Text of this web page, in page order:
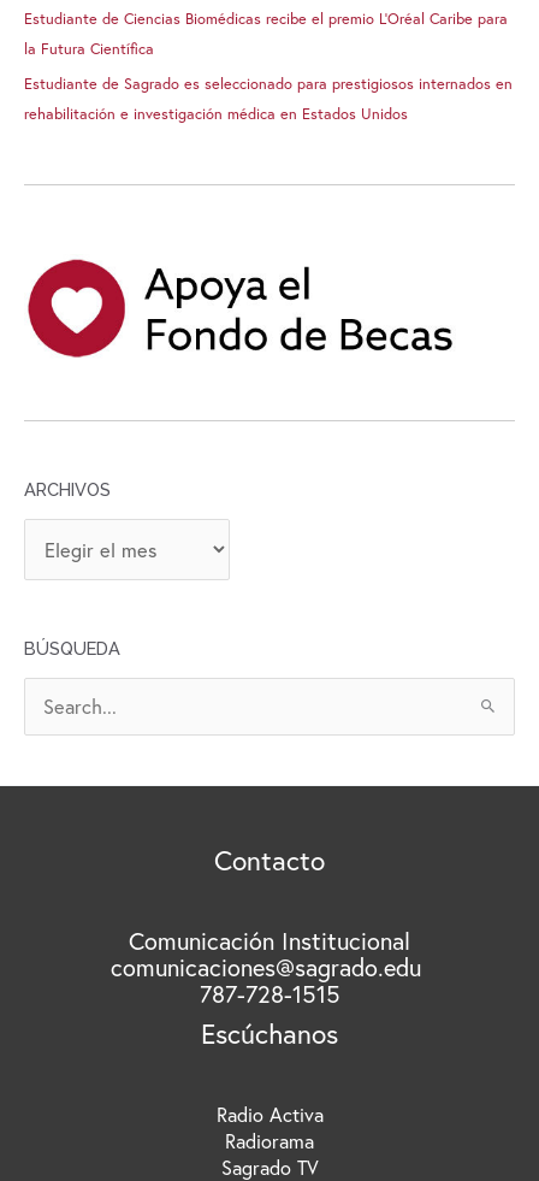
Estudiante de Ciencias Biomédicas recibe el premio L’Oréal Caribe para
la Futura Científica
Estudiante de Sagrado es seleccionado para prestigiosos internados en
rehabilitación e investigación médica en Estados Unidos
ARCHIVOS
I
V
BÚSQUEDA
c
Contacto
Comunicación Institucional
comunicaciones@sagrado.edu
787-728-1515
Escúchanos
Radio Activa
Radiorama
Sagrado TV